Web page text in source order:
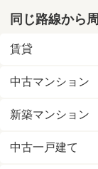
同じ路線から
賃貸
中古マンション
新築マンション
中古一戸建て